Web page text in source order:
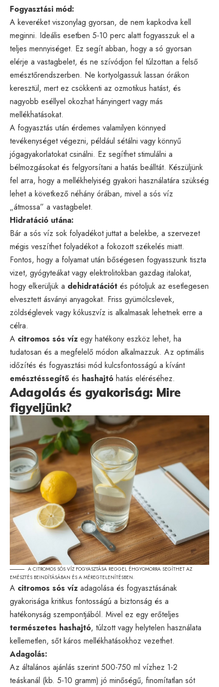
Fogyasztási mód:
A keveréket viszonylag gyorsan, de nem kapkodva kell
meginni. Ideális esetben 5-10 perc alatt fogyasszuk el a
teljes mennyiséget. Ez segít abban, hogy a só gyorsan
elérje a vastagbelet, és ne szívódjon fel túlzottan a felső
emésztőrendszerben. Ne kortyolgassuk lassan órákon
keresztül, mert ez csökkenti az ozmotikus hatást, és
nagyobb eséllyel okozhat hányingert vagy más
mellékhatásokat.
A fogyasztás után érdemes valamilyen könnyed
tevékenységet végezni, például sétálni vagy könnyű
jógagyakorlatokat csinálni. Ez segíthet stimulálni a
bélmozgásokat és felgyorsítani a hatás beálltát. Készüljünk
fel arra, hogy a mellékhelyiség gyakori használatára szükség
lehet a következő néhány órában, mivel a sós víz
„átmossa” a vastagbelet.
Hidratáció utána:
Bár a sós víz sok folyadékot juttat a belekbe, a szervezet
mégis veszíthet folyadékot a fokozott székelés miatt.
Fontos, hogy a folyamat után bőségesen fogyasszunk tiszta
vizet, gyógyteákat vagy elektrolitokban gazdag italokat,
hogy elkerüljük a dehidratációt és pótoljuk az esetlegesen
elvesztett ásványi anyagokat. Friss gyümölcslevek,
zöldséglevek vagy kókuszvíz is alkalmasak lehetnek erre a
célra.
A citromos sós víz egy hatékony eszköz lehet, ha
tudatosan és a megfelelő módon alkalmazzuk. Az optimális
időzítés és fogyasztási mód kulcsfontosságú a kívánt
emésztéssegítő és hashajtó hatás eléréséhez.
Adagolás és gyakoriság: Mire
figyeljünk?
A CITROMOS SÓS VÍZ FOGYASZTÁSA REGGEL ÉHGYOMORRA SEGÍTHET AZ
EMÉSZTÉS BEINDÍTÁSÁBAN ÉS A MÉREGTELENÍTÉSBEN.
A citromos sós víz adagolása és fogyasztásának
gyakorisága kritikus fontosságú a biztonság és a
hatékonyság szempontjából. Mivel ez egy erőteljes
természetes hashajtó, túlzott vagy helytelen használata
kellemetlen, sőt káros mellékhatásokhoz vezethet.
Adagolás:
Az általános ajánlás szerint 500-750 ml vízhez 1-2
teáskanál (kb. 5-10 gramm) jó minőségű, finomítatlan sót